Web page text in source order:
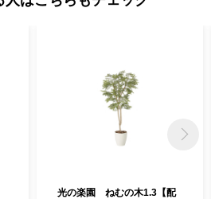
光の楽園 ねむの木1.3【配